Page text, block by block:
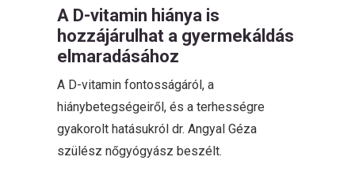
A D-vitamin hiánya is
hozzájárulhat a gyermekáldás
elmaradásához
A D-vitamin fontosságáról, a
hiánybetegségeiről, és a terhességre
gyakorolt hatásukról dr. Angyal Géza
szülész nőgyógyász beszélt.